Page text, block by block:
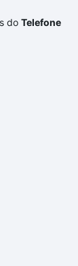
do Telefone